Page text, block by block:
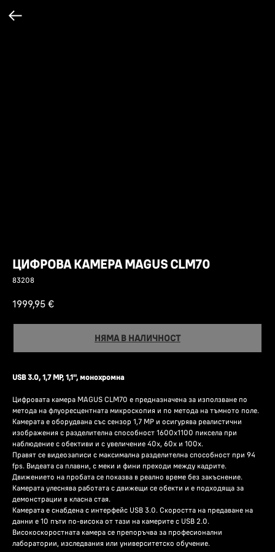
ЦИФРОВА КАМЕРА MAGUS CLM70
83208
1999,95 €
НЯМА В НАЛИЧНОСТ
USB 3.0, 1,7 MP, 1,1'', монохромна
Цифровата камера MAGUS CLM70 е предназначена за използване по
метода на флуоресцентната микроскопия и по метода на тъмното поле.
Камерата е оборудвана със сензор 1,7 MP и осигурява реалистични
изображения с разделителна способност 1600x1100 пиксела при
наблюдение с обективи и с увеличение 40х, 60х и 100x.
Правят се видеозаписи с максимална разделителна способност при 94
fps. Видеата са плавни, с меки и фини преходи между кадрите.
Движението на пробата се показва в реално време без закъснение.
Камерата улеснява работата с движещи се обекти и е подходяща за
демонстрации в класна стая.
Камерата е снабдена с интерфейс USB 3.0. Скоростта на предаване на
данни е 10 пъти по-висока от тази на камерите с USB 2.0.
Високоскоростната камера се препоръчва за професионални
лаборатории, изследвания или университетско обучение.